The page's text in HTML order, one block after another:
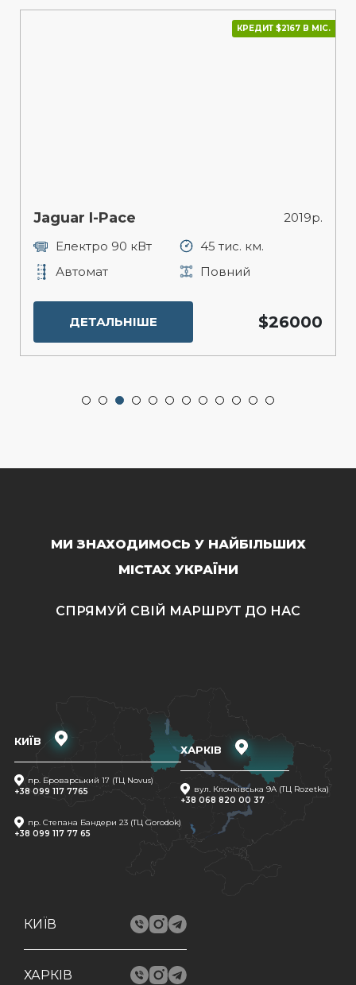
КРЕДИТ $2167 В МІС.
Jaguar I-Pace
2019р.
Електро 90 кВт
45 тис. км.
Автомат
Повний
ДЕТАЛЬНІШЕ $26000
МИ ЗНАХОДИМОСЬ У НАЙБІЛЬШИХ
МІСТАХ УКРАЇНИ
СПРЯМУЙ СВІЙ МАРШРУТ ДО НАС
КИЇВ
пр. Броварський 17 (ТЦ Novus)
+38 099 117 7765
пр. Степана Бандери 23 (ТЦ Gorodok)
+38 099 117 77 65
ХАРКІВ
вул. Клочківська 9A (ТЦ Rozetka)
+38 068 820 00 37
КИЇВ
ХАРКІВ